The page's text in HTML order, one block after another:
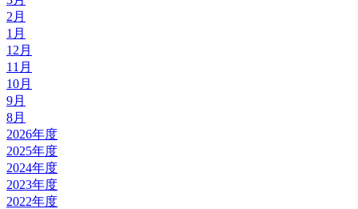
2月
1月
12月
11月
10月
9月
8月
2026年度
2025年度
2024年度
2023年度
2022年度